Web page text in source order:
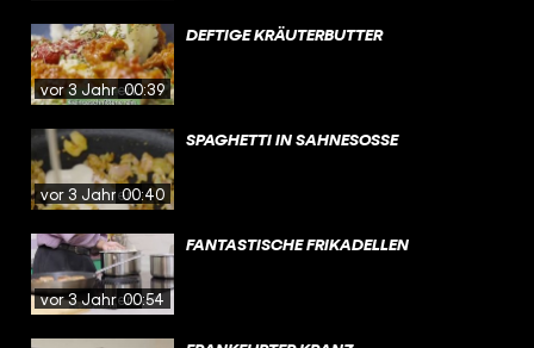
vor 3 Jahren00:39
DEFTIGE KRÄUTERBUTTER
vor 3 Jahren00:40
SPAGHETTI IN SAHNESOSSE
vor 3 Jahren00:54
FANTASTISCHE FRIKADELLEN